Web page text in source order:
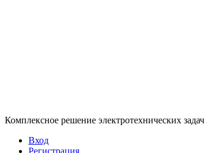
Комплексное решение электротехнических задач
Вход
Регистрация